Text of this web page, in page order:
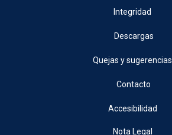
Integridad
Descargas
Quejas y sugerencias
Contacto
Accesibilidad
Nota Legal